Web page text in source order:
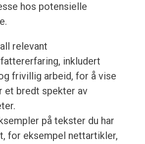
hos potensielle
relevant
inkludert
frivillig arbeid, for å vise
et bredt spekter av
på tekster du har
for eksempel nettartikler,